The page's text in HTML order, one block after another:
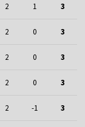
2 1 3
2 0 3
2 0 3
2 0 3
2 -1 3